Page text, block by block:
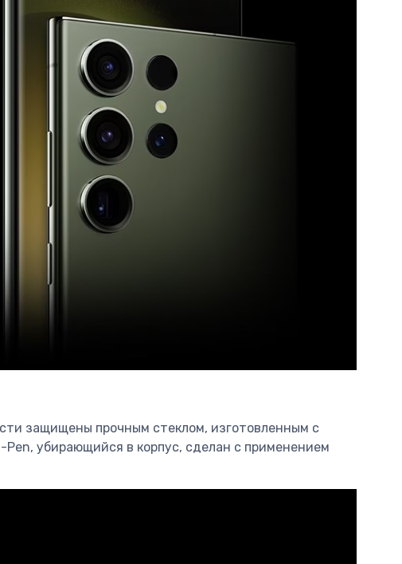
защищены прочным стеклом, изготовленным с
убирающийся в корпус, сделан с применением